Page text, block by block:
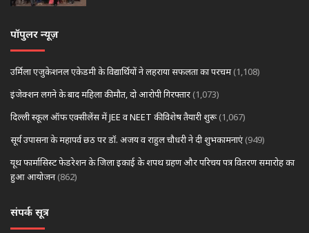
पॉपुलर न्यूज़
उर्मिला एजुकेशनल एकेडमी के विद्यार्थियों ने लहराया सफलता का परचम (1,108)
इंजेक्शन लगने के बाद महिला की मौत, दो आरोपी गिरफ्तार (1,073)
दिल्ली स्कूल ऑफ एक्सीलेंस में JEE व NEET की विशेष तैयारी शुरू (1,067)
सूर्य उपासना के महापर्व छठ पर डॉ. अजय व राहुल चौधरी ने दी शुभकामनाएं (949)
यूथ फार्मासिस्ट फेडरेशन के जिला इकाई के शपथ ग्रहण और परिचय पत्र वितरण समारोह का
हुआ आयोजन (862)
संपर्क सूत्र